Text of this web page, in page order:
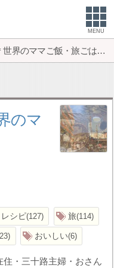
MENU
みゃりも食堂 ＊世界のママご飯・旅ごはん＊
のマ
レシピ 127 旅 114
23 おいしい 6
・三十路主婦・おさん